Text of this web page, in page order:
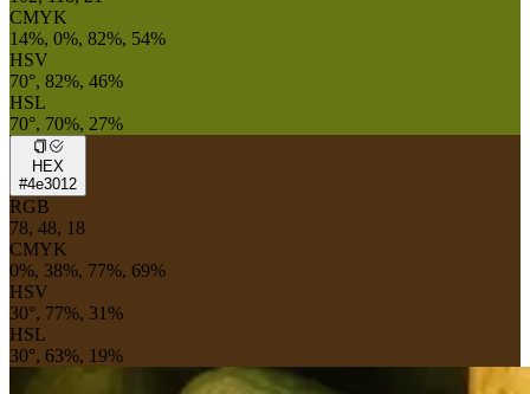
CMYK
14%, 0%, 82%, 54%
HSV
70°, 82%, 46%
HSL
70°, 70%, 27%
HEX
#4e3012
RGB
78, 48, 18
CMYK
0%, 38%, 77%, 69%
HSV
30°, 77%, 31%
HSL
30°, 63%, 19%